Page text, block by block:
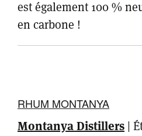
est également 100 %
en carbone !
RHUM MONTANYA
Montanya Distillers |